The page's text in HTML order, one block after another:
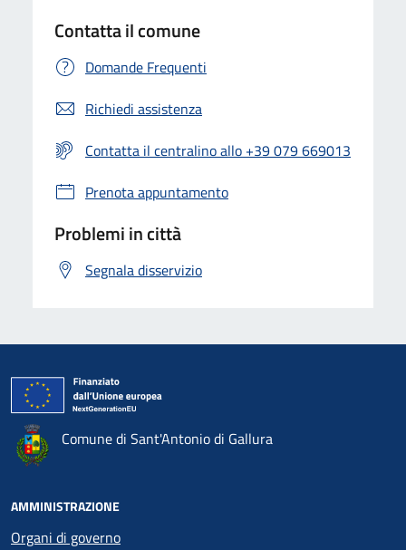
Contatta il comune
Domande Frequenti
Richiedi assistenza
Contatta il centralino allo +39 079 669013
Prenota appuntamento
Problemi in città
Segnala disservizio
Comune di Sant'Antonio di Gallura
AMMINISTRAZIONE
Organi di governo